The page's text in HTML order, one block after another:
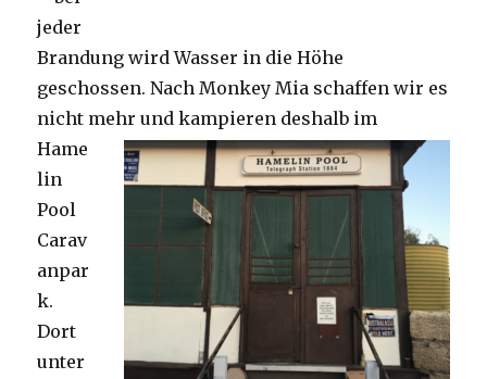
jeder
Brandung wird Wasser in die Höhe
geschossen. Nach Monkey Mia schaffen wir es
nicht mehr und kampieren deshalb im
Hame
lin
Pool
Carav
anpar
k.
Dort
unter